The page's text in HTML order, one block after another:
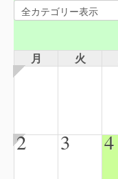
月 火
2 3 4